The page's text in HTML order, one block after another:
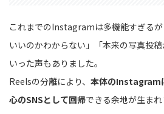
これまでのInstagramは多機能すぎる
いいのかわからない」「本来の写真投
いった声もありました。
Reelsの分離により、 本体のInstagram
心のSNSとして回帰できる余地が生まれ